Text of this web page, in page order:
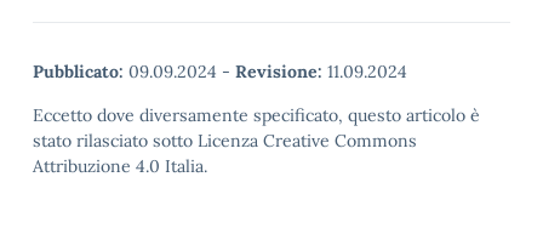
Pubblicato: 09.09.2024 - Revisione: 11.09.2024
Eccetto dove diversamente specificato, questo articolo è
stato rilasciato sotto Licenza Creative Commons
Attribuzione 4.0 Italia.